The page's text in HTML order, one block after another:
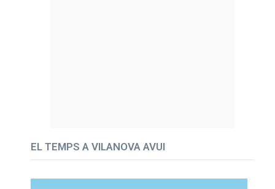
EL TEMPS A VILANOVA AVUI